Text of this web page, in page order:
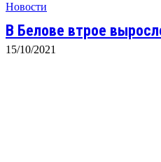
Новости
В Белове втрое
15/10/2021